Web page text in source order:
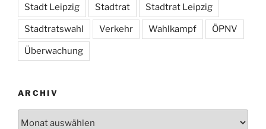
Stadt Leipzig Stadtrat Stadtrat Leipzig
Stadtratswahl Verkehr Wahlkampf ÖPNV
Überwachung
ARCHIV